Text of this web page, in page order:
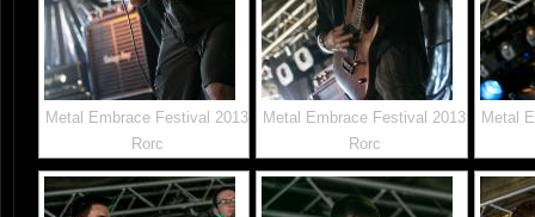
Metal Embrace Festival 2013
Rorc
Metal Embrace Festival 2013
Rorc
Metal